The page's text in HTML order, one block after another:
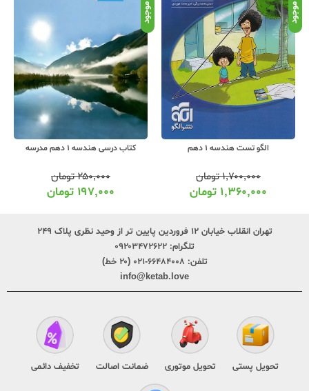
موجود
الگو تست هندسه 1 دهم
۱,۷۰۰,۰۰۰تومان
۱,۳۶۰,۰۰۰ تومان
موجود
کتاب درسی هندسه 1 دهم مدرسه
۲۵۰,۰۰۰تومان
۱۹۷,۰۰۰ تومان
تهران انقلاب خیابان ۱۲ فروردین پایین تر از وحید نظری پلاک ۲۴۹
تلگرام: ۰۹۲۰۳۴۷۲۶۲۲
تلفن: ۶۶۴۸۴۰۰۸-۰۲۱ (۲۰ خط)
info@ketab.love
تحویل پستی تحویل موتوری ضمانت اصالت تخفیف دائمی